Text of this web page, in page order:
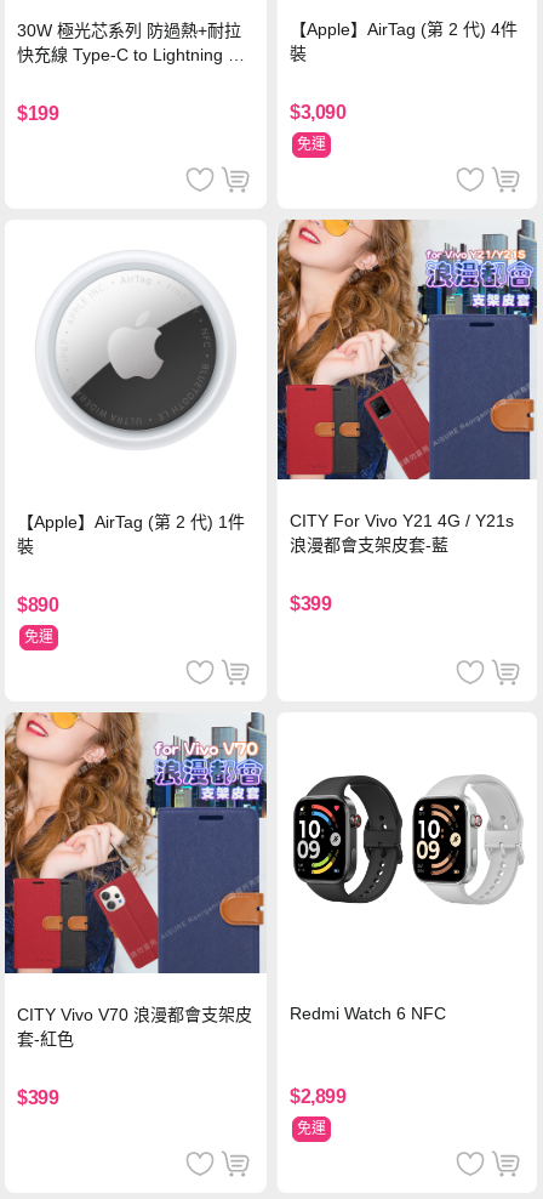
30W 極光芯系列 防過熱+耐拉
快充線 Type-C to Lightning 傳
$199
【Apple】AirTag (第 2 代) 4件
裝
$3,090
免運
【Apple】AirTag (第 2 代) 1件
裝
$890
免運
CITY For Vivo Y21 4G / Y21s
浪漫都會支架皮套-藍
$399
CITY Vivo V70 浪漫都會支架皮
套-紅色
$399
Redmi Watch 6 NFC
$2,899
免運